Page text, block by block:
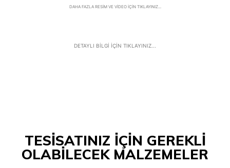
DAHA FAZLA RESİM VE VİDEO İÇİN TIKLAYINIZ...
DETAYLI BİLGİ İÇİN TIKLAYINIZ...
TESİSATINIZ İÇİN GEREKLİ
OLABİLECEK MALZEMELER